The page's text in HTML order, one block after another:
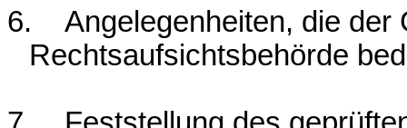
6.
Angelegenheiten, die der
Rechtsaufsichtsbehörde